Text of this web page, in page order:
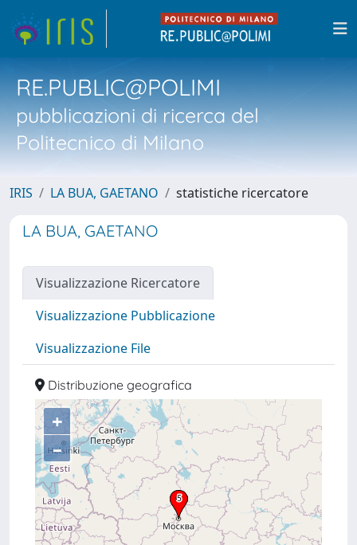
RE.PUBLIC@POLIMI
pubblicazioni di ricerca del
Politecnico di Milano
IRIS LA BUA, GAETANO statistiche ricercatore
LA BUA, GAETANO
Visualizzazione Ricercatore
Visualizzazione Pubblicazione
Visualizzazione File
Distribuzione geografica
+
–